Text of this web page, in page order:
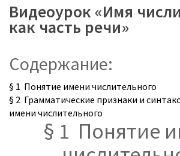
Видеоурок «Имя
как часть речи»
Содержание:
§ 1 Понятие имени числительного
§ 2 Грамматические признаки и
имени числительного
§ 1 Понятие